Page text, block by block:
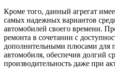
Кроме того, данный агрегат
самых надежных вариантов
автомобилей своего времени.
ремонта в сочетании с
дополнительными плюсами для
автомобиля, обеспечив долгий
производительность даже при